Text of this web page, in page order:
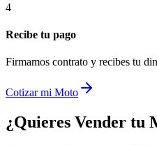
4
Recibe tu pago
Firmamos contrato y recibes tu
Cotizar mi Moto
¿Quieres Vender tu